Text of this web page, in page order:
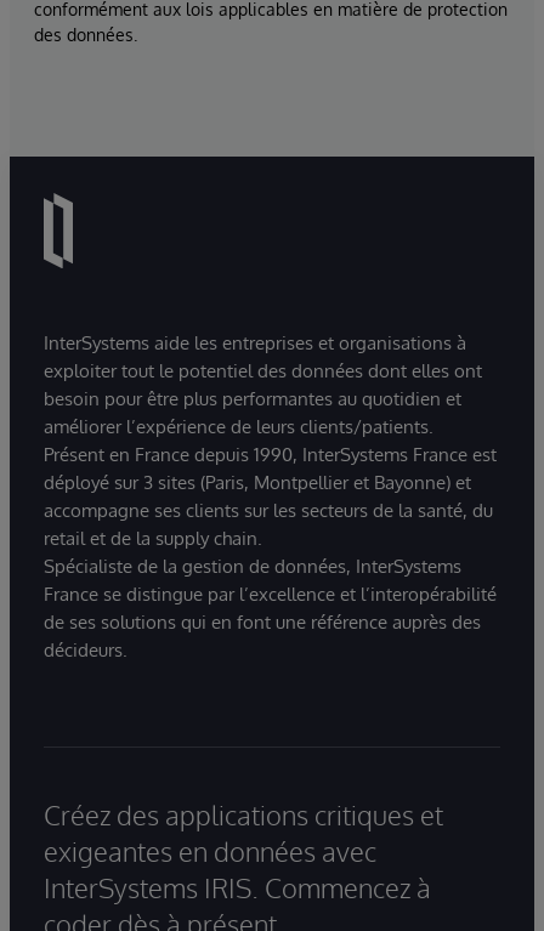
conformément aux lois applicables en matière de protection
des données.
InterSystems aide les entreprises et organisations à
exploiter tout le potentiel des données dont elles ont
besoin pour être plus performantes au quotidien et
améliorer l’expérience de leurs clients/patients.
Présent en France depuis 1990, InterSystems France est
déployé sur 3 sites (Paris, Montpellier et Bayonne) et
accompagne ses clients sur les secteurs de la santé, du
retail et de la supply chain.
Spécialiste de la gestion de données, InterSystems
France se distingue par l’excellence et l’interopérabilité
de ses solutions qui en font une référence auprès des
décideurs.
Créez des applications critiques et
exigeantes en données avec
InterSystems IRIS. Commencez à
coder dès à présent.